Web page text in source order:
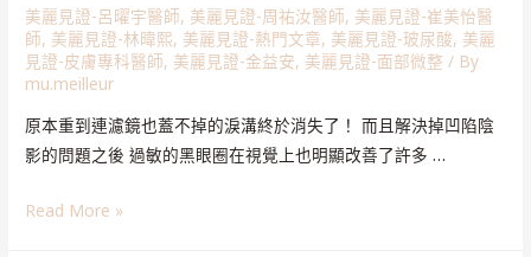
美麗見證-呂曜宇醫師, 美麗見證-周祐汝醫師, 美麗見證-崔美怡醫
師, 美麗見證-林暐熙, 美麗見證-熱門文章, 美麗見證-玻尿酸, 美麗
見證-皮膚專科醫師, 美麗見證-金益安, 美麗見證-面部微整 / By
mu.meilleur
原本重到連濾鏡也蓋不掉的淚溝終於消失了！ 而且解決掉凹陷陰
影的問題之後 過敏的黑眼圈在視覺上也明顯改善了許多 …
Read More »